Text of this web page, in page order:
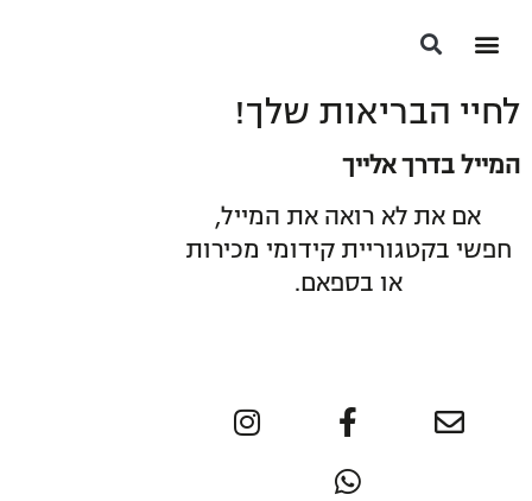
לחיי הבריאות שלך!
המייל בדרך אלייך
אם את לא רואה את המייל,
חפשי בקטגוריית קידומי מכירות
או בספאם.